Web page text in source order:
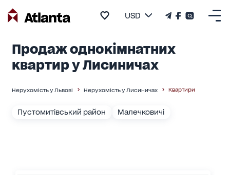
USD
Продаж однокімнатних
квартир у Лисиничах
Нерухомість у Львові Нерухомість у Лисиничах Квартири
Пустомитівський район Малечковичі